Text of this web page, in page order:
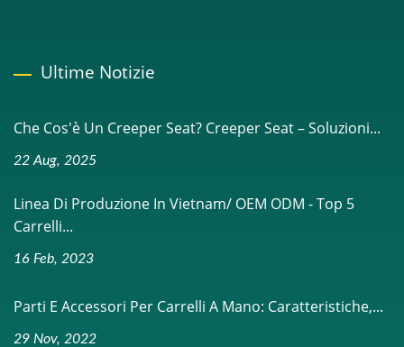
Ultime Notizie
Che Cos'è Un Creeper Seat? Creeper Seat – Soluzioni...
22 Aug, 2025
Linea Di Produzione In Vietnam/ OEM ODM - Top 5
Carrelli...
16 Feb, 2023
Parti E Accessori Per Carrelli A Mano: Caratteristiche,...
29 Nov, 2022